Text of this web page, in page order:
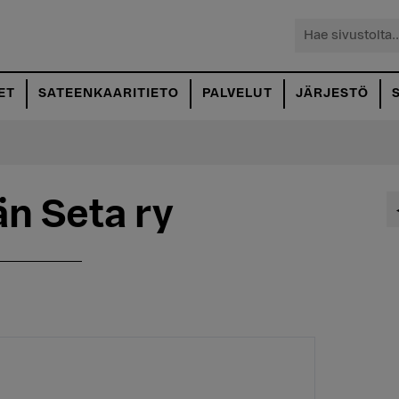
Hae
SATEENKAARITIETO PALVELUT JÄRJESTÖ
Seta ry